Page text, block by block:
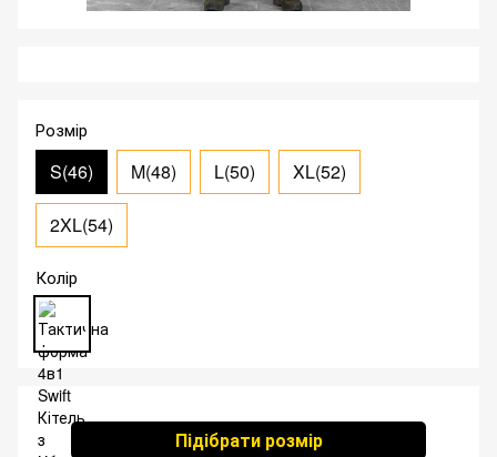
Розмір
S(46) M(48) L(50) XL(52)
2XL(54)
Колір
Підібрати розмір